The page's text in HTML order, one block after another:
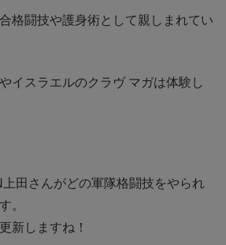
格闘技や護身術として親しまれてい
イスラエルのクラヴ マガは体験し
田さんがどの軍隊格闘技をやられ
。
新しますね！